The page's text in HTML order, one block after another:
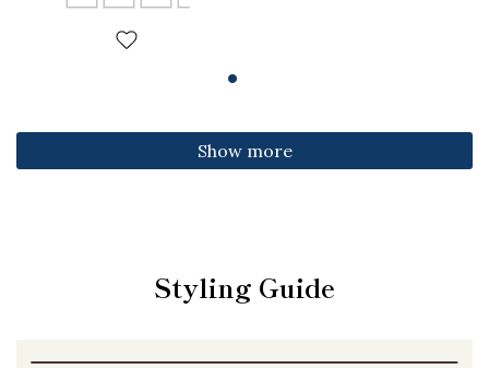
in stock+pre-order
Show more
Styling Guide